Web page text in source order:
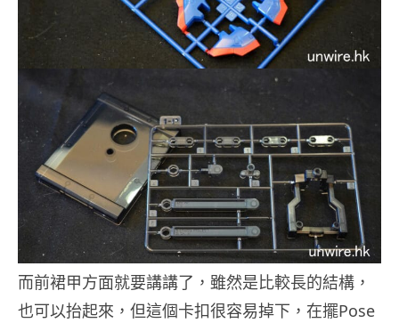
而前裙甲方面就要講講了，雖然是比較長的結構，
也可以抬起來，但這個卡扣很容易掉下，在擺Pose